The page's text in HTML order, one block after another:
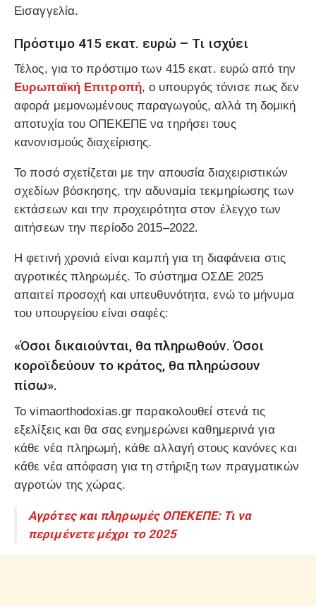
Εισαγγελία.
Πρόστιμο 415 εκατ. ευρώ – Τι ισχύει
Τέλος, για το πρόστιμο των 415 εκατ. ευρώ από την
Ευρωπαϊκή Επιτροπή, ο υπουργός τόνισε πως δεν
αφορά μεμονωμένους παραγωγούς, αλλά τη δομική
αποτυχία του ΟΠΕΚΕΠΕ να τηρήσει τους
κανονισμούς διαχείρισης.
Το ποσό σχετίζεται με την απουσία διαχειριστικών
σχεδίων βόσκησης, την αδυναμία τεκμηρίωσης των
εκτάσεων και την προχειρότητα στον έλεγχο των
αιτήσεων την περίοδο 2015–2022.
Η φετινή χρονιά είναι καμπή για τη διαφάνεια στις
αγροτικές πληρωμές. Το σύστημα ΟΣΔΕ 2025
απαιτεί προσοχή και υπευθυνότητα, ενώ το μήνυμα
του υπουργείου είναι σαφές:
«Όσοι δικαιούνται, θα πληρωθούν. Όσοι
κοροϊδεύουν το κράτος, θα πληρώσουν
πίσω».
Το vimaorthodoxias.gr παρακολουθεί στενά τις
εξελίξεις και θα σας ενημερώνει καθημερινά για
κάθε νέα πληρωμή, κάθε αλλαγή στους κανόνες και
κάθε νέα απόφαση για τη στήριξη των πραγματικών
αγροτών της χώρας.
Αγρότες και πληρωμές ΟΠΕΚΕΠΕ: Τι να
περιμένετε μέχρι το 2025